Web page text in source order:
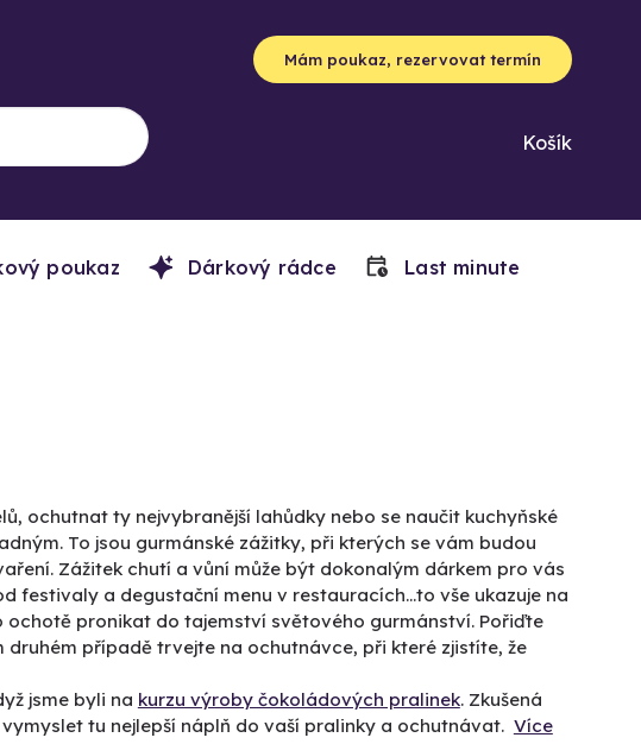
Mám poukaz, rezervovat termín
Košík
poukaz Dárkový rádce Last minute
ochutnat ty nejvybranější lahůdky nebo se naučit kuchyňské
To jsou gurmánské zážitky, při kterých se vám budou
Zážitek chutí a vůní může být dokonalým dárkem pro vás
festivaly a degustační menu v restauracích...to vše ukazuje na
pronikat do tajemství světového gurmánství. Pořiďte
druhém případě trvejte na ochutnávce, při které zjistíte, že
jsme byli na kurzu výroby čokoládových pralinek. Zkušená
tu nejlepší náplň do vaší pralinky a ochutnávat. Více